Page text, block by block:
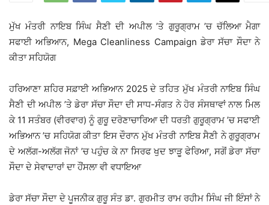
ਮੁੱਖ ਮੰਤਰੀ ਨਾਇਬ ਸਿੰਘ ਸੈਣੀ ਦੀ ਅਪੀਲ ’ਤੇ ਗੁਰੂਗ੍ਰਾਮ ’ਚ ਚੱਲਿਆ ਮੈਗਾ
ਸਫਾਈ ਅਭਿਆਨ, Mega Cleanliness Campaign ਡੇਰਾ ਸੱਚਾ ਸੌਦਾ ਨੇ
ਕੀਤਾ ਸਹਿਯੋਗ
ਹਰਿਆਣਾ ਸ਼ਹਿਰ ਸਫ਼ਾਈ ਅਭਿਆਨ 2025 ਦੇ ਤਹਿਤ ਮੁੱਖ ਮੰਤਰੀ ਨਾਇਬ ਸਿੰਘ
ਸੈਣੀ ਦੀ ਅਪੀਲ ’ਤੇ ਡੇਰਾ ਸੱਚਾ ਸੌਦਾ ਦੀ ਸਾਧ-ਸੰਗਤ ਨੇ ਹੋਰ ਸੰਸਥਾਵਾਂ ਨਾਲ ਮਿਲ
ਕੇ 11 ਸਤੰਬਰ (ਵੀਰਵਾਰ) ਨੂੰ ਗੁਰੂ ਦਰੋਣਾਚਾਰਿਆ ਦੀ ਧਰਤੀ ਗੁਰੂਗ੍ਰਾਮ ’ਚ ਸਫਾਈ
ਅਭਿਆਨ ’ਚ ਸਹਿਯੋਗ ਕੀਤਾ ਇਸ ਦੌਰਾਨ ਮੁੱਖ ਮੰਤਰੀ ਨਾਇਬ ਸੈਣੀ ਨੇ ਗੁਰੂਗ੍ਰਾਮ
ਦੇ ਅਲੱਗ-ਅਲੱਗ ਜੋਨਾਂ ’ਚ ਪਹੁੰਚ ਕੇ ਨਾ ਸਿਰਫ ਖੁਦ ਝਾੜੂ ਫੇਰਿਆ, ਸਗੋਂ ਡੇਰਾ ਸੱਚਾ
ਸੌਦਾ ਦੇ ਸੇਵਾਦਾਰਾਂ ਦਾ ਹੌਂਸਲਾ ਵੀ ਵਧਾਇਆ
ਡੇਰਾ ਸੱਚਾ ਸੌਦਾ ਦੇ ਪੂਜਨੀਕ ਗੁਰੂ ਸੰਤ ਡਾ. ਗੁਰਮੀਤ ਰਾਮ ਰਹੀਮ ਸਿੰਘ ਜੀ ਇੰਸਾਂ ਨੇ